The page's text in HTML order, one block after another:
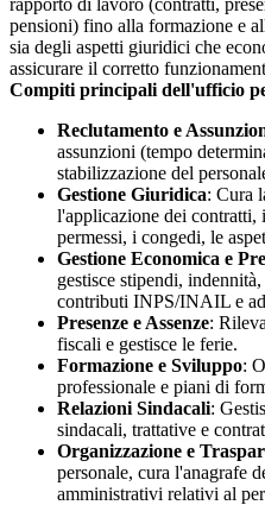
pensioni) fino alla formazione e
sia degli aspetti giuridici che
assicurare il corretto
Compiti principali dell'ufficio
Reclutamento e
assunzioni (tempo
stabilizzazione del
Gestione Giuridica: Cura
l'applicazione dei
permessi, i congedi, le
Gestione Economica e
gestisce stipendi,
contributi INPS/INAIL e
Presenze e Assenze:
fiscali e gestisce le ferie.
Formazione e Sviluppo:
professionale e piani di
Relazioni Sindacali:
sindacali, trattative e
Organizzazione e
personale, cura l'anagrafe
amministrativi relativi al